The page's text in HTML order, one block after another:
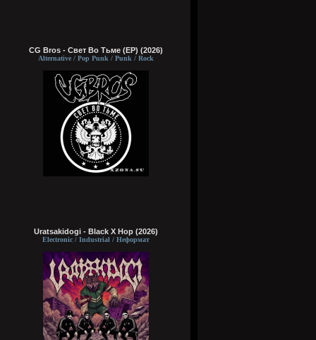
CG Bros - Свет Во Тьме (EP) (2026)
Alternative / Pop Punk / Punk / Rock
Uratsakidogi - Black X Hop (2026)
Electronic / Industrial / Неформат